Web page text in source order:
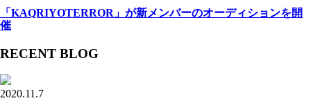
「KAQRIYOTERROR」が新メンバーのオーディションを開
催
RECENT BLOG
2020.11.7